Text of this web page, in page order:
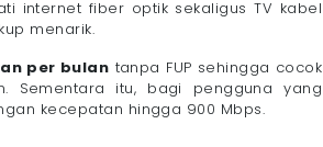
internet fiber optik sekaligus TV kabel
menarik.
per bulan tanpa FUP sehingga cocok
Sementara itu, bagi pengguna yang
kecepatan hingga 900 Mbps.